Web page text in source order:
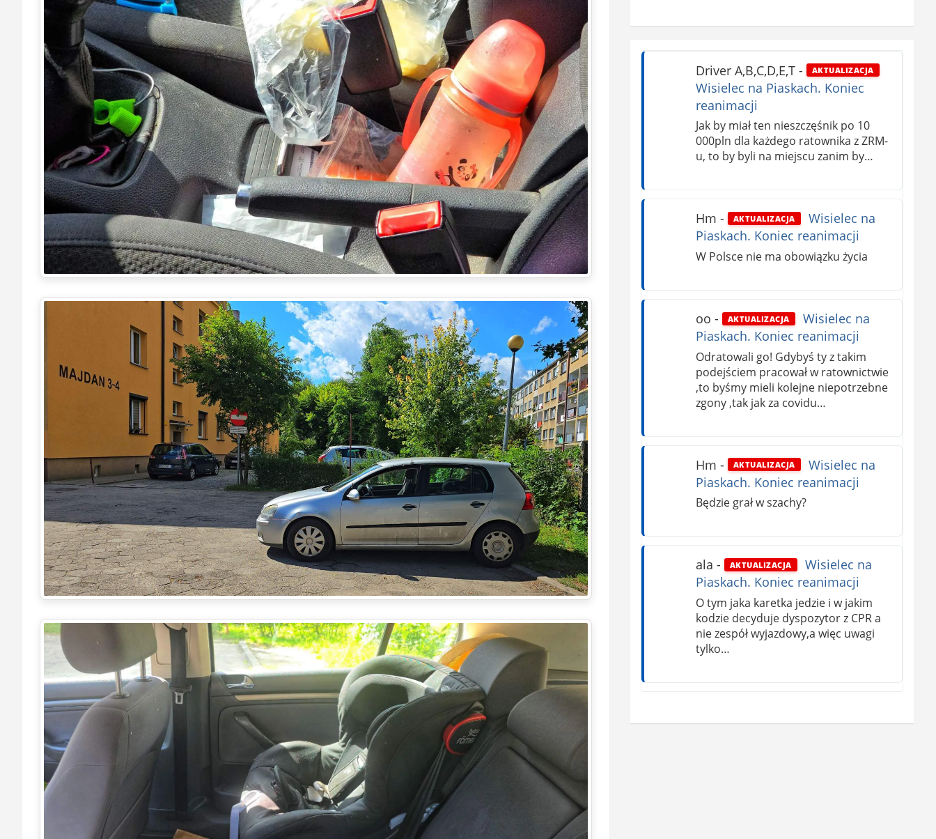
Driver A,B,C,D,E,T- AKTUALIZACJA
Wisielec na Piaskach. Koniec
reanimacji
Jak by miał ten nieszczęśnik po 10
000pln dla każdego ratownika z ZRM-
u, to by byli na miejscu zanim by…
Hm - AKTUALIZACJA
Wisielec na
Piaskach. Koniec reanimacji
W Polsce nie ma obowiązku życia
oo - AKTUALIZACJA
Wisielec na
Piaskach. Koniec reanimacji
Odratowali go! Gdybyś ty z takim
podejściem pracował w ratownictwie
,to byśmy mieli kolejne niepotrzebne
zgony ,tak jak za covidu…
Hm - AKTUALIZACJA
Wisielec na
Piaskach. Koniec reanimacji
Będzie grał w szachy?
ala - AKTUALIZACJA
Wisielec na
Piaskach. Koniec reanimacji
O tym jaka karetka jedzie i w jakim
kodzie decyduje dyspozytor z CPR a
nie zespół wyjazdowy,a więc uwagi
tylko…